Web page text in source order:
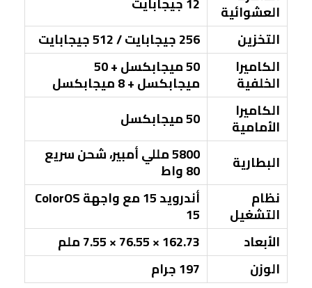
العشوائية
التخزين
256 جيجابايت / 512 جيجابايت
الكاميرا
الخلفية
50 ميجابكسل + 50
ميجابكسل + 8 ميجابكسل
الكاميرا
الأمامية
50 ميجابكسل
البطارية
5800 مللي أمبير، شحن سريع
80 واط
نظام
التشغيل
أندرويد 15 مع واجهة ColorOS
15
الأبعاد
162.73 × 76.55 × 7.55 ملم
الوزن
197 جرام